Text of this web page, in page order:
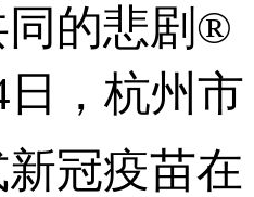
的悲剧®
，杭州市
冠疫苗在